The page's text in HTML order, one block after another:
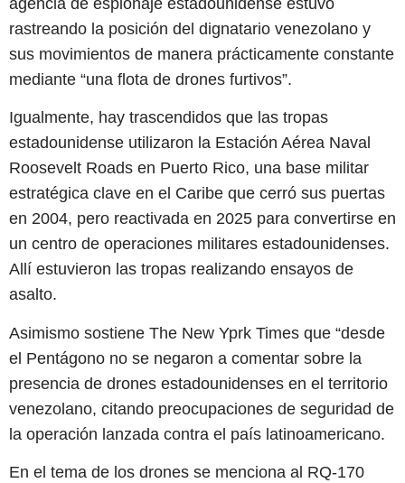
rastreando la posición del dignatario venezolano y
sus movimientos de manera prácticamente constante
mediante “una flota de drones furtivos”.
Igualmente, hay trascendidos que las tropas
estadounidense utilizaron la Estación Aérea Naval
Roosevelt Roads en Puerto Rico, una base militar
estratégica clave en el Caribe que cerró sus puertas
en 2004, pero reactivada en 2025 para convertirse en
un centro de operaciones militares estadounidenses.
Allí estuvieron las tropas realizando ensayos de
asalto.
Asimismo sostiene The New Yprk Times que “desde
el Pentágono no se negaron a comentar sobre la
presencia de drones estadounidenses en el territorio
venezolano, citando preocupaciones de seguridad de
la operación lanzada contra el país latinoamericano.
En el tema de los drones se menciona al RQ-170